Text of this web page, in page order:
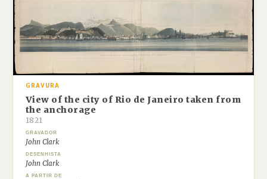
GRAVURA
View of the city of Rio de Janeiro taken from
the anchorage
1821
GRAVADOR
John Clark
DESENHISTA
John Clark
A PARTIR DE